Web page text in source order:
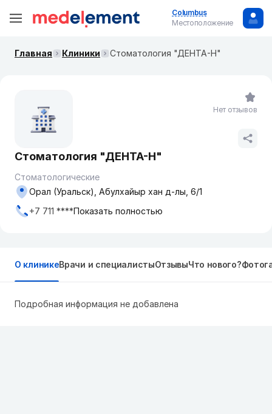
Columbus
Местоположение
Главная Клиники Стоматология "ДЕНТА-Н"
Стоматология "ДЕНТА-Н"
Стоматологические
Орал (Уральск), Абулхайыр хан д-лы, 6/1
+7 711 ****Показать полностью
Нет отзывов
О клиникеВрачи и специалистыОтзывыЧто нового?
Подробная информация не добавлена